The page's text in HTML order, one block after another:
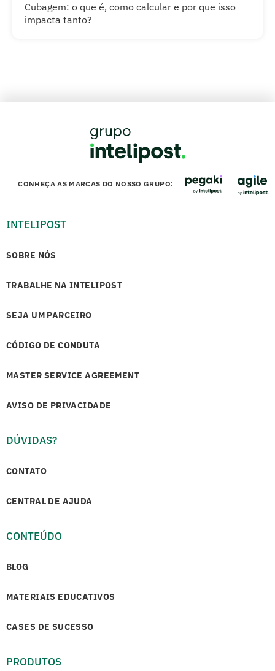
Cubagem: o que é, como calcular e por que isso
impacta tanto?
CONHEÇA AS MARCAS DO NOSSO GRUPO:
INTELIPOST
SOBRE NÓS
TRABALHE NA INTELIPOST
SEJA UM PARCEIRO
CÓDIGO DE CONDUTA
MASTER SERVICE AGREEMENT
AVISO DE PRIVACIDADE
DÚVIDAS?
CONTATO
CENTRAL DE AJUDA
CONTEÚDO
BLOG
MATERIAIS EDUCATIVOS
CASES DE SUCESSO
PRODUTOS